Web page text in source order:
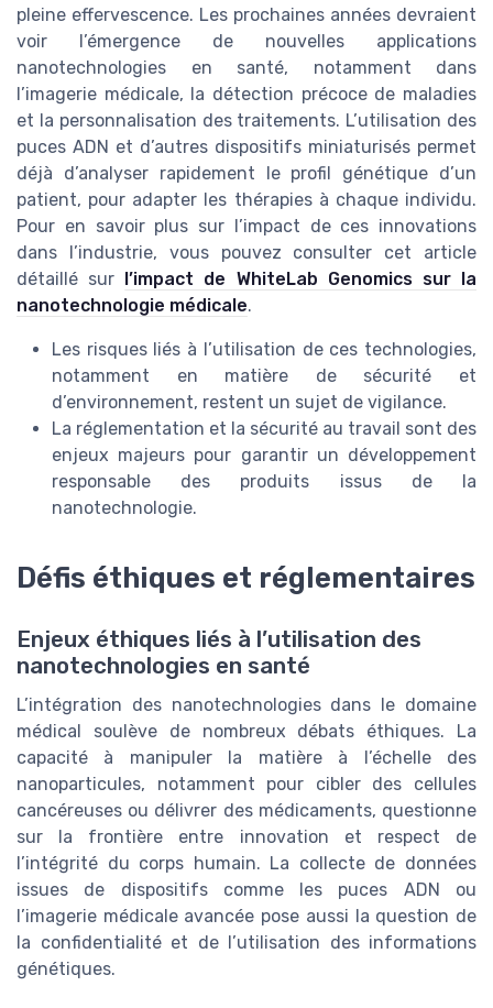
pleine effervescence. Les prochaines années devraient
voir l’émergence de nouvelles applications
nanotechnologies en santé, notamment dans
l’imagerie médicale, la détection précoce de maladies
et la personnalisation des traitements. L’utilisation des
puces ADN et d’autres dispositifs miniaturisés permet
déjà d’analyser rapidement le profil génétique d’un
patient, pour adapter les thérapies à chaque individu.
Pour en savoir plus sur l’impact de ces innovations
dans l’industrie, vous pouvez consulter cet article
détaillé sur l’impact de WhiteLab Genomics sur la
nanotechnologie médicale.
Les risques liés à l’utilisation de ces technologies,
notamment en matière de sécurité et
d’environnement, restent un sujet de vigilance.
La réglementation et la sécurité au travail sont des
enjeux majeurs pour garantir un développement
responsable des produits issus de la
nanotechnologie.
Défis éthiques et réglementaires
Enjeux éthiques liés à l’utilisation des
nanotechnologies en santé
L’intégration des nanotechnologies dans le domaine
médical soulève de nombreux débats éthiques. La
capacité à manipuler la matière à l’échelle des
nanoparticules, notamment pour cibler des cellules
cancéreuses ou délivrer des médicaments, questionne
sur la frontière entre innovation et respect de
l’intégrité du corps humain. La collecte de données
issues de dispositifs comme les puces ADN ou
l’imagerie médicale avancée pose aussi la question de
la confidentialité et de l’utilisation des informations
génétiques.